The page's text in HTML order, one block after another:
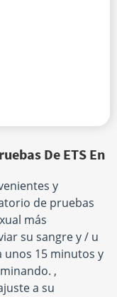
De ETS En
y
de pruebas
más
su sangre y / u
unos 15 minutos y
,
a su